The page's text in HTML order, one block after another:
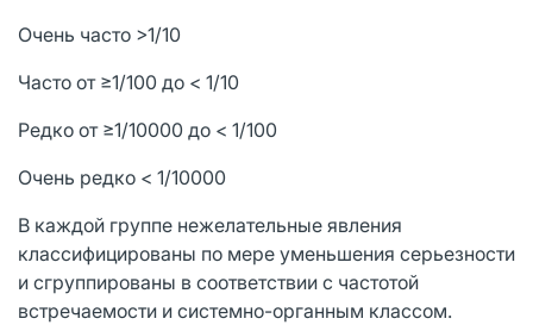
Очень часто >1/10
Часто от ≥1/100 до < 1/10
Редко от ≥1/10000 до < 1/100
Очень редко < 1/10000
В каждой группе нежелательные явления
классифицированы по мере уменьшения серьезности
и сгруппированы в соответствии с частотой
встречаемости и системно-органным классом.